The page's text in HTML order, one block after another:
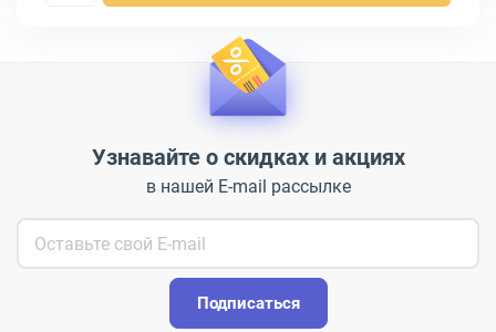
Узнавайте о скидках и акциях
в нашей E-mail рассылке
Подписаться